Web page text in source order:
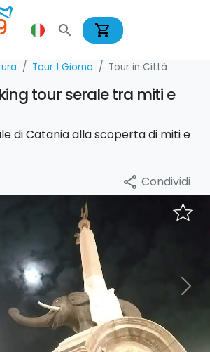
search shopping_cart
Tour 1 Giorno Tour in Città
tour serale tra miti e
di Catania alla scoperta di miti e
share Condividi
Next